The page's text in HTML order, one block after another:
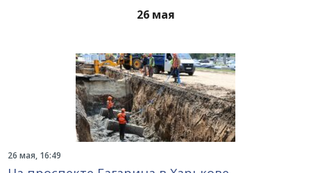
26 мая
26 мая, 16:49